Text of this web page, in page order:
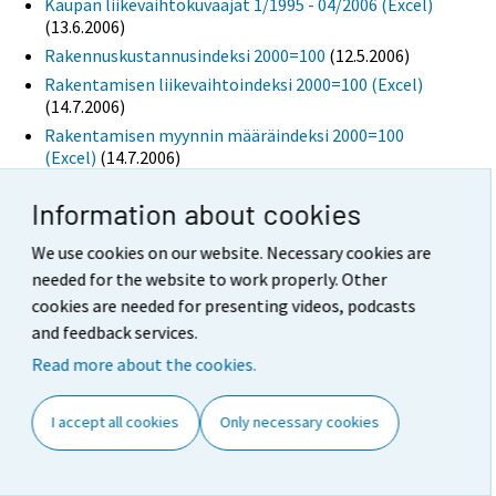
Information about cookies
We use cookies on our website. Necessary cookies are
needed for the website to work properly. Other
cookies are needed for presenting videos, podcasts
and feedback services.
Read more about the cookies.
I accept all cookies Only necessary cookies
(13.6.2006)
Rakennuskustannusindeksi 2000=100 (12.5.2006)
Rakentamisen liikevaihtoindeksi 2000=100 (Excel)
(14.7.2006)
Rakentamisen myynnin määräindeksi 2000=100
(Excel) (14.7.2006)
Arava-asuntojen vuokratasot 2006, 4. neljännes
(7.2.2007)
Auto-, tukku- ja vähittäiskaupan liikevaihdon
trendisarjat(13.6.2006)
Maa- ja vesirakentamisen liikevaihtoindeksi 2000=100
(12.5.2006)
Rakennuskustannusindeksi 2000=100 ja
kuluttajahintaindeksi 2000=100(12.5.2006)